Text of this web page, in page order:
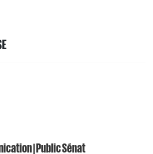
| Public Sénat